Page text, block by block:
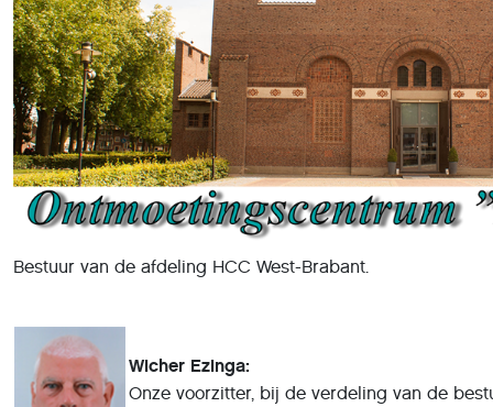
Bestuur van de afdeling HCC West-Brabant.
Wicher Ezinga:
Onze voorzitter, bij de verdeling van de